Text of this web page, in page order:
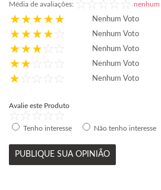
Média de avaliações:
Nenhum Voto
Nenhum Voto
Nenhum Voto
Nenhum Voto
Nenhum Voto
Avalie este Produto
Tenho interesse Não tenho interesse
PUBLIQUE SUA OPINIÃO